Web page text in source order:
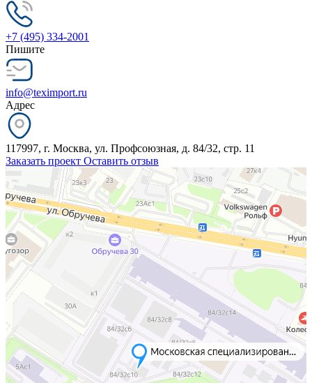
+7 (495) 334-2001
Пишите
info@teximport.ru
Адрес
117997, г. Москва, ул. Профсоюзная, д. 84/32, стр. 11
Заказать проект Оставить отзыв